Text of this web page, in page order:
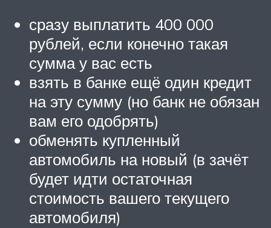
сразу выплатить 400 000
рублей, если конечно такая
сумма у вас есть
взять в банке ещё один кредит
на эту сумму (но банк не обязан
вам его одобрять)
обменять купленный
автомобиль на новый (в зачёт
будет идти остаточная
стоимость вашего текущего
автомобиля)